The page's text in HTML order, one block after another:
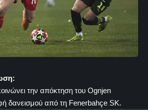
την απόκτηση του Ognjen
δανεισμού από τη Fenerbahçe SK.